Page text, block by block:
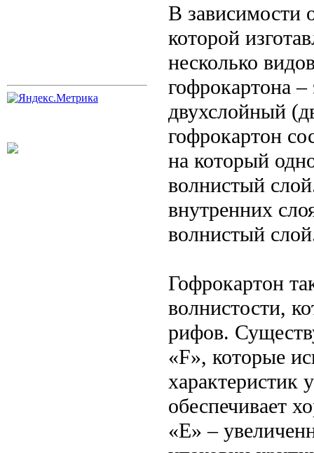
В зависимости
которой
несколько
гофрокартона
двухслойный
гофрокартон
на который
волнистый
внутренних
волнистый
Гофрокартон
волнистости,
рифов.
«F», которые
характеристик
обеспечивает
«Е» –